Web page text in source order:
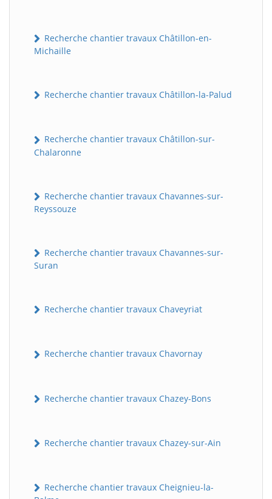
Recherche chantier travaux Châtillon-en-
Michaille
Recherche chantier travaux Châtillon-la-Palud
Recherche chantier travaux Châtillon-sur-
Chalaronne
Recherche chantier travaux Chavannes-sur-
Reyssouze
Recherche chantier travaux Chavannes-sur-
Suran
Recherche chantier travaux Chaveyriat
Recherche chantier travaux Chavornay
Recherche chantier travaux Chazey-Bons
Recherche chantier travaux Chazey-sur-Ain
Recherche chantier travaux Cheignieu-la-